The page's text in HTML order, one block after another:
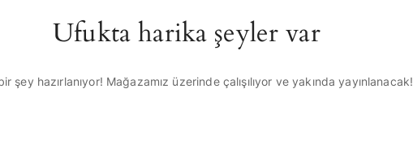
Ufukta harika şeyler var
şey hazırlanıyor! Mağazamız üzerinde çalışılıyor ve yakında yayınlanacak!